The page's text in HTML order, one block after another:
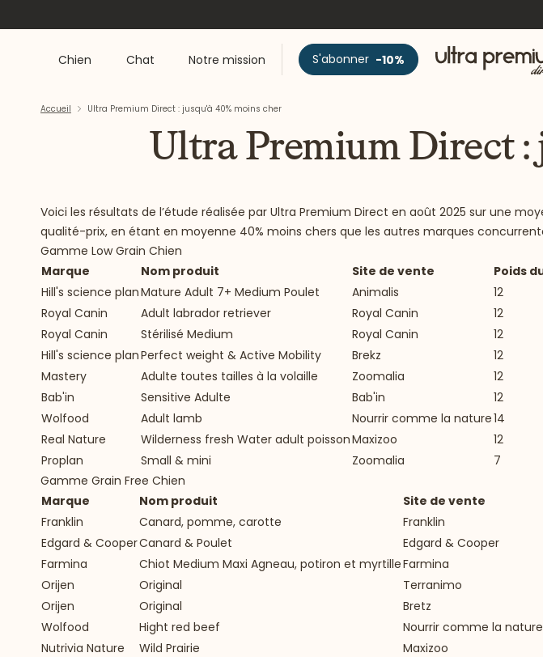
Chien Chat Notre mission S'abonner -10% Accueil
Accueil Ultra Premium Direct : jusqu'à 40% moins cher
Ultra Premium Direct :
Voici les résultats de l’étude réalisée par Ultra Premium Direct en août 2025 sur une
qualité-prix, en étant en moyenne 40% moins chers que les autres marques
Gamme Low Grain Chien
Marque
Nom produit Site de vente Poids
Hill's science planMature Adult 7+ Medium Poulet Animalis 12
Royal Canin
Adult labrador retriever Royal Canin 12
Royal Canin
Stérilisé Medium Royal Canin 12
Hill's science planPerfect weight & Active Mobility Brekz 12
Mastery
Adulte toutes tailles à la volaille Zoomalia 12
Bab'in
Sensitive Adulte Bab'in 12
Wolfood
Adult lamb Nourrir comme la nature14
Real Nature
Wilderness fresh Water adult poissonMaxizoo 12
Proplan
Small & mini Zoomalia 7
Gamme Grain Free Chien
Marque
Nom produit Site de vente
Franklin
Canard, pomme, carotte Franklin
Edgard & CooperCanard & Poulet Edgard & Cooper
Farmina
Chiot Medium Maxi Agneau, potiron et myrtilleFarmina
Orijen
Original Terranimo
Orijen
Original Bretz
Wolfood
Hight red beef Nourrir comme la nature
Nutrivia Nature
Wild Prairie Maxizoo